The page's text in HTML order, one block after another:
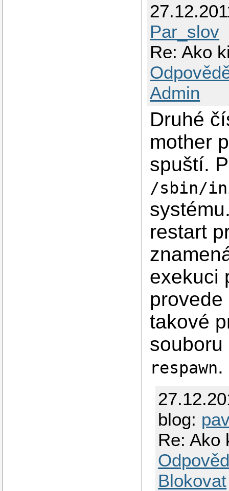
Par_slov
Re: Ako
Admin
Druhé
mother
spuští.
/sbin/
restart
exekuci
takové
souboru
respawn.
blog:
Re: Ako
Blokovat